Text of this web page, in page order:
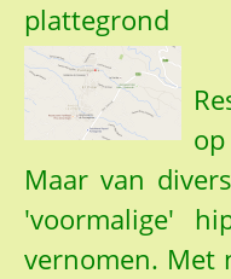
plattegrond
Maar van
'voormalige'
vernomen. Met